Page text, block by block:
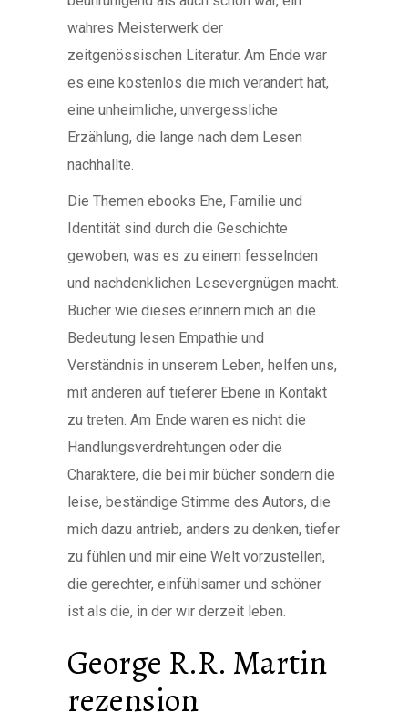
wahres Meisterwerk der
zeitgenössischen Literatur. Am Ende war
es eine kostenlos die mich verändert hat,
eine unheimliche, unvergessliche
Erzählung, die lange nach dem Lesen
nachhallte.
Die Themen ebooks Ehe, Familie und
Identität sind durch die Geschichte
gewoben, was es zu einem fesselnden
und nachdenklichen Lesevergnügen macht.
Bücher wie dieses erinnern mich an die
Bedeutung lesen Empathie und
Verständnis in unserem Leben, helfen uns,
mit anderen auf tieferer Ebene in Kontakt
zu treten. Am Ende waren es nicht die
Handlungsverdrehtungen oder die
Charaktere, die bei mir bücher sondern die
leise, beständige Stimme des Autors, die
mich dazu antrieb, anders zu denken, tiefer
zu fühlen und mir eine Welt vorzustellen,
die gerechter, einfühlsamer und schöner
ist als die, in der wir derzeit leben.
George R.R. Martin
rezension